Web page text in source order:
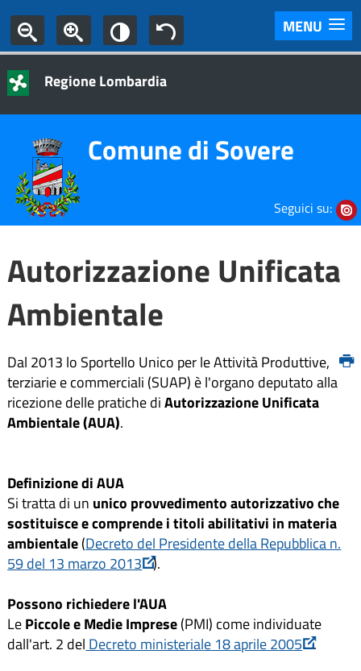
MENU
Regione Lombardia
Comune di Sovere
Seguici su:
Autorizzazione Unificata
Ambientale
Dal 2013 lo Sportello Unico per le Attività Produttive,
terziarie e commerciali (SUAP) è l'organo deputato alla
ricezione delle pratiche diAutorizzazione Unificata
Ambientale (AUA).
Definizione di AUA
Si tratta di un unico provvedimento autorizzativo che
sostituisce e comprende i titoli abilitativi in materia
ambientale(Decreto del Presidente della Repubblica n.
59 del 13 marzo 2013 ).
Possono richiedere l'AUA
LePiccole e Medie Imprese(PMI) come individuate
dall'art. 2 del Decreto ministeriale 18 aprile 2005 .